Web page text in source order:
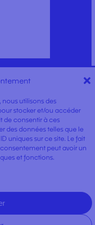
nous utilisons des
stocker et/ou accéder
de consentir à ces
des données telles que le
uniques sur ce site. Le fait
peut avoir un
et fonctions.